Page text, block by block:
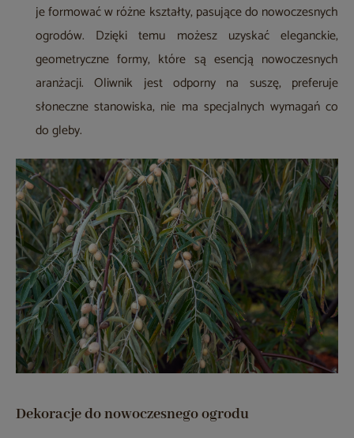
je formować w różne kształty, pasujące do nowoczesnych
ogrodów. Dzięki temu możesz uzyskać eleganckie,
geometryczne formy, które są esencją nowoczesnych
aranżacji. Oliwnik jest odporny na suszę, preferuje
słoneczne stanowiska, nie ma specjalnych wymagań co
do gleby.
Dekoracje do nowoczesnego ogrodu